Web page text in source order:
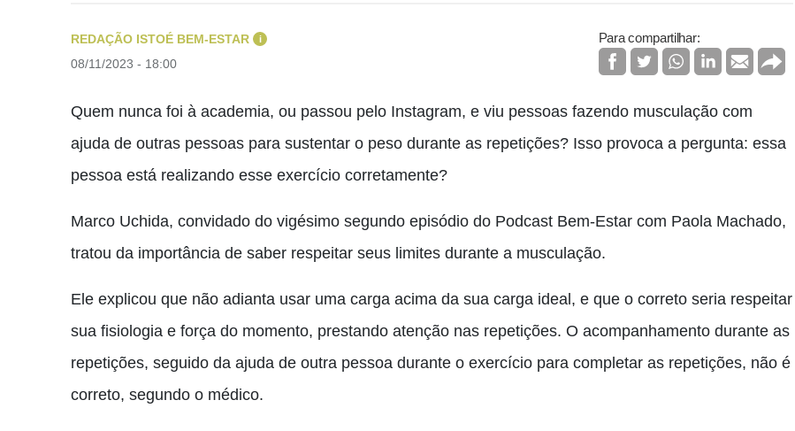
REDAÇÃO ISTOÉ BEM-ESTAR i
08/11/2023 - 18:00
Para compartilhar:
Quem nunca foi à academia, ou passou pelo Instagram, e viu pessoas fazendo musculação com
ajuda de outras pessoas para sustentar o peso durante as repetições? Isso provoca a pergunta: essa
pessoa está realizando esse exercício corretamente?
Marco Uchida, convidado do vigésimo segundo episódio do Podcast Bem-Estar com Paola Machado,
tratou da importância de saber respeitar seus limites durante a musculação.
Ele explicou que não adianta usar uma carga acima da sua carga ideal, e que o correto seria respeitar
sua fisiologia e força do momento, prestando atenção nas repetições. O acompanhamento durante as
repetições, seguido da ajuda de outra pessoa durante o exercício para completar as repetições, não é
correto, segundo o médico.